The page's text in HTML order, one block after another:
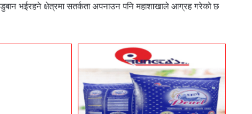
भईरहने क्षेत्रमा सतर्कता अपनाउन पनि महाशाखाले आग्रह गरेको छ